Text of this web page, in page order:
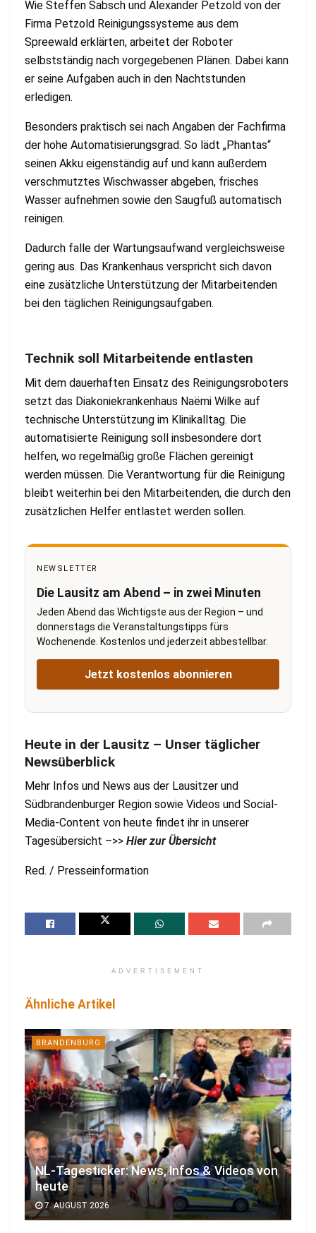
Wie Steffen Sabsch und Alexander Petzold von der
Firma Petzold Reinigungssysteme aus dem
Spreewald erklärten, arbeitet der Roboter
selbstständig nach vorgegebenen Plänen. Dabei kann
er seine Aufgaben auch in den Nachtstunden
erledigen.
Besonders praktisch sei nach Angaben der Fachfirma
der hohe Automatisierungsgrad. So lädt „Phantas“
seinen Akku eigenständig auf und kann außerdem
verschmutztes Wischwasser abgeben, frisches
Wasser aufnehmen sowie den Saugfuß automatisch
reinigen.
Dadurch falle der Wartungsaufwand vergleichsweise
gering aus. Das Krankenhaus verspricht sich davon
eine zusätzliche Unterstützung der Mitarbeitenden
bei den täglichen Reinigungsaufgaben.
Technik soll Mitarbeitende entlasten
Mit dem dauerhaften Einsatz des Reinigungsroboters
setzt das Diakoniekrankenhaus Naëmi Wilke auf
technische Unterstützung im Klinikalltag. Die
automatisierte Reinigung soll insbesondere dort
helfen, wo regelmäßig große Flächen gereinigt
werden müssen. Die Verantwortung für die Reinigung
bleibt weiterhin bei den Mitarbeitenden, die durch den
zusätzlichen Helfer entlastet werden sollen.
NEWSLETTER
Die Lausitz am Abend – in zwei Minuten
Jeden Abend das Wichtigste aus der Region – und
donnerstags die Veranstaltungstipps fürs
Wochenende. Kostenlos und jederzeit abbestellbar.
Jetzt kostenlos abonnieren
Heute in der Lausitz – Unser täglicher
Newsüberblick
Mehr Infos und News aus der Lausitzer und
Südbrandenburger Region sowie Videos und Social-
Media-Content von heute findet ihr in unserer
Tagesübersicht –>> Hier zur Übersicht
Red. / Presseinformation
ADVERTISEMENT
Ähnliche Artikel
BRANDENBURG
NL-Tagesticker: News, Infos & Videos von
heute
7. AUGUST 2026